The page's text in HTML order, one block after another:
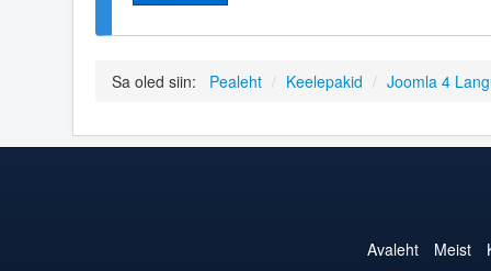
Sa oled siin: Pealeht / Keelepakid / Joomla 4
Avaleht Meist